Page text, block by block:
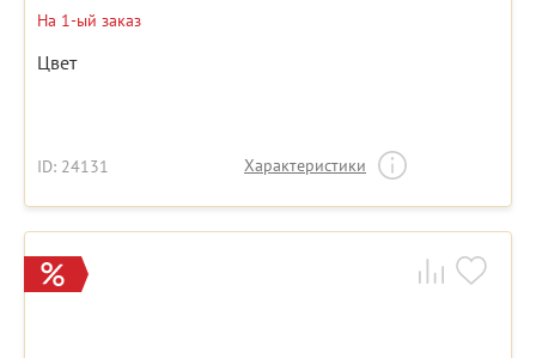
На 1-ый заказ
Цвет
ID: 24131 Характеристики